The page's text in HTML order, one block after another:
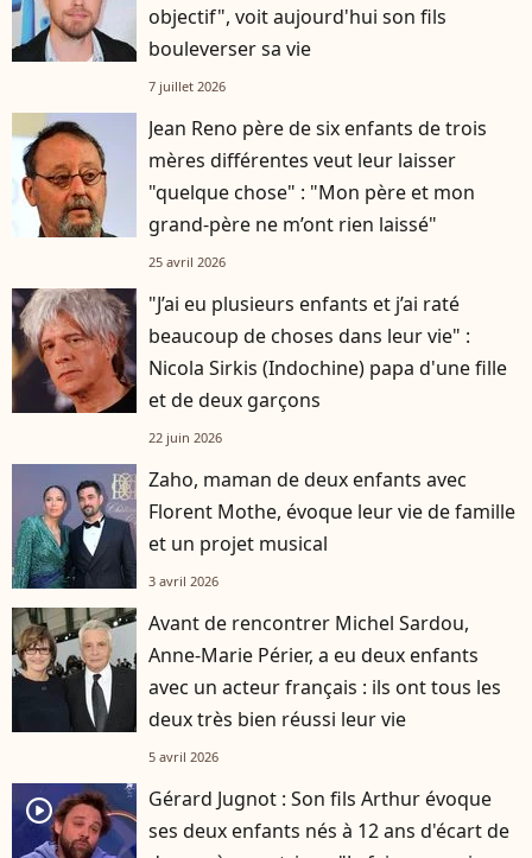
objectif", voit aujourd'hui son fils
bouleverser sa vie
7 juillet 2026
Jean Reno père de six enfants de trois
mères différentes veut leur laisser
"quelque chose" : "Mon père et mon
grand-père ne m’ont rien laissé"
25 avril 2026
"J’ai eu plusieurs enfants et j’ai raté
beaucoup de choses dans leur vie" :
Nicola Sirkis (Indochine) papa d'une fille
et de deux garçons
22 juin 2026
Zaho, maman de deux enfants avec
Florent Mothe, évoque leur vie de famille
et un projet musical
3 avril 2026
Avant de rencontrer Michel Sardou,
Anne-Marie Périer, a eu deux enfants
avec un acteur français : ils ont tous les
deux très bien réussi leur vie
5 avril 2026
player2
Gérard Jugnot : Son fils Arthur évoque
ses deux enfants nés à 12 ans d'écart de